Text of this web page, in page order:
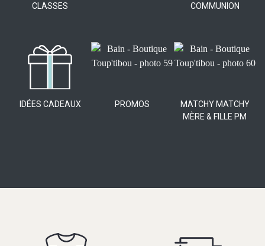
CLASSES
COMMUNION
IDÉES CADEAUX PROMOS
MATCHY MATCHY
MÈRE & FILLE PM